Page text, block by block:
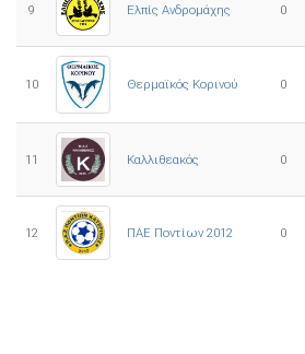
9 Ελπίς Ανδρομάχης 0
10 Θερμαϊκός Κορινού 0
11 Καλλιθεακός 0
12 ΠΑΕ Ποντίων 2012 0